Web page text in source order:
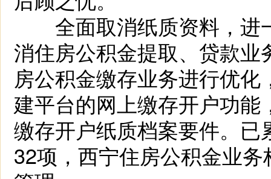
全面取消纸质资料，进
消住房公积金提取、贷款
房公积金缴存业务进行优化
建平台的网上缴存开户功
缴存开户纸质档案要件。
32项，西宁住房公积金业